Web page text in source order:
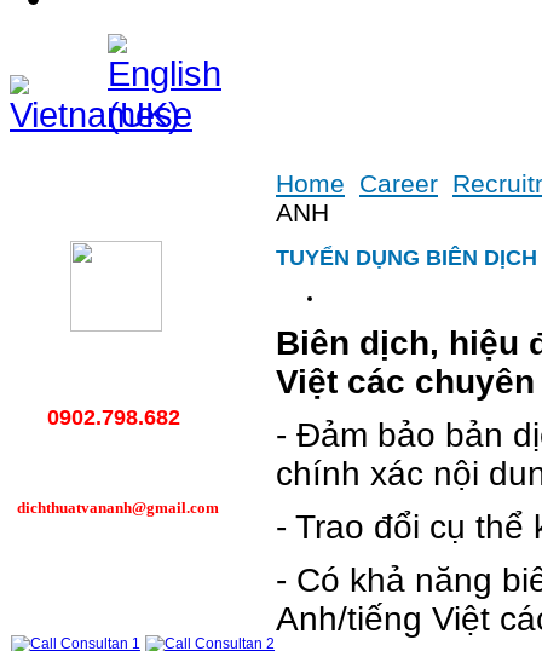
0902.798.682
dichthuatvananh@gmail.com
Home Career
ANH
TUYỂN DỤNG BIÊN
Biên dịch, hiệu
Việt các
- Đảm bảo bản
chính xác nội
- Trao đổi cụ thể
- Có khả năng
Anh/tiếng Việt